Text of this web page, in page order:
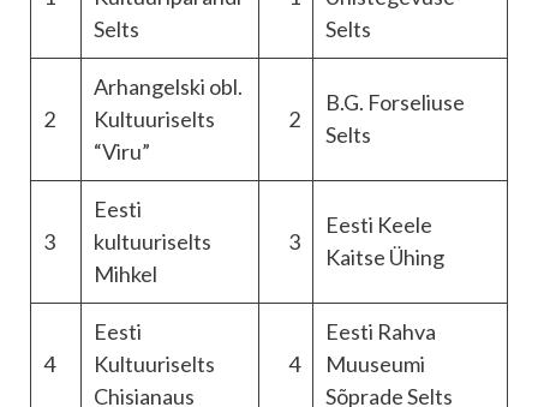
Selts
Selts
2
Arhangelski obl.
Kultuuriselts
“Viru”
2
B.G. Forseliuse
Selts
3
Eesti
kultuuriselts
Mihkel
3
Eesti Keele
Kaitse Ühing
4
Eesti
Kultuuriselts
Chisianaus
4
Eesti Rahva
Muuseumi
Sõprade Selts